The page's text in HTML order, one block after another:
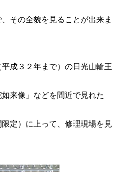
その全貌を見ることが出来ま
成３２年まで）の日光山輪王
来像」などを間近で見れた
定）に上って、修理現場を見